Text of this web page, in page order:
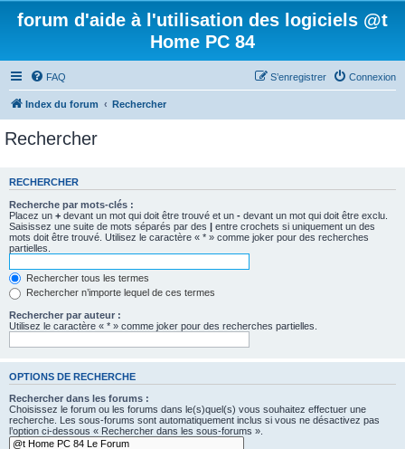
forum d'aide à l'utilisation des logiciels @t
Home PC 84
FAQ Connexion
S’enregistrer
Index du forum Rechercher
Rechercher
RECHERCHER
Recherche par mots-clés :
Placez un + devant un mot qui doit être trouvé et un - devant un mot qui doit être exclu.
Saisissez une suite de mots séparés par des | entre crochets si uniquement un des
mots doit être trouvé. Utilisez le caractère « * » comme joker pour des recherches
partielles.
Rechercher tous les termes
Rechercher n’importe lequel de ces termes
Rechercher par auteur :
Utilisez le caractère « * » comme joker pour des recherches partielles.
OPTIONS DE RECHERCHE
Rechercher dans les forums :
Choisissez le forum ou les forums dans le(s)quel(s) vous souhaitez effectuer une
recherche. Les sous-forums sont automatiquement inclus si vous ne désactivez pas
l’option ci-dessous « Rechercher dans les sous-forums ».